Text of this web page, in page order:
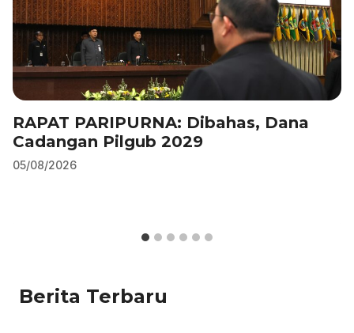
RAPAT PARIPURNA: Dibahas, Dana
Cadangan Pilgub 2029
05/08/2026
Berita Terbaru